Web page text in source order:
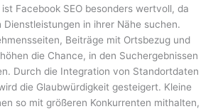
Facebook SEO besonders wertvoll, da
in ihrer Nähe suchen.
Beiträge mit Ortsbezug und
die Chance, in den Suchergebnissen
Durch die Integration von Standortdaten
die Glaubwürdigkeit gesteigert. Kleine
so mit größeren Konkurrenten mithalten,